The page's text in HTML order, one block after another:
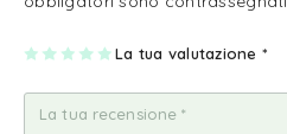
La tua valutazione *
1
a
2
e
su
5
3
e
su
5
4
e
su
5
5
e
su
5